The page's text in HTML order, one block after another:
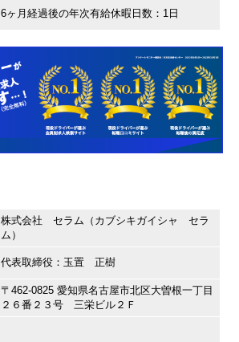
6ヶ月経過後の年次有給休暇日数：1日
株式会社 セラム（カブシキガイシャ セラ
ム）
代表取締役：玉置 正樹
〒462-0825 愛知県名古屋市北区大曽根一丁目
２６番２３号 三栄ビル２Ｆ